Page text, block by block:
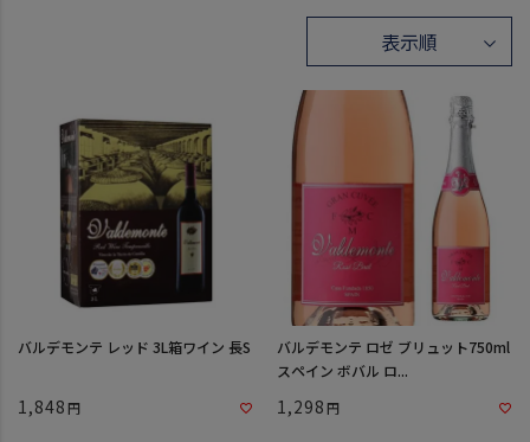
バルデモンテ レッド 3L箱ワイン 長S
1,848
バルデモンテ ロゼ ブリュット750ml
スペイン ボバル ロ...
1,298